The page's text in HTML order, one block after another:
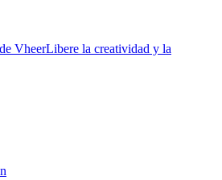
VheerLibere la creatividad y la